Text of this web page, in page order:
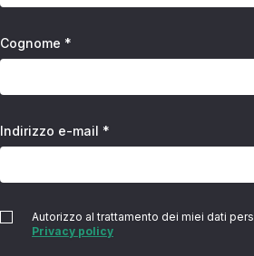
Cognome *
Indirizzo e-mail *
Autorizzo al trattamento dei miei dati
Privacy policy